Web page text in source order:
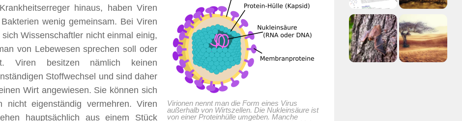
Virionen nennt man die Form eines Virus
außerhalb von Wirtszellen. Die Nukleinsäure ist
von einer Proteinhülle umgeben. Manche
hinaus, haben Viren
wenig gemeinsam. Bei Viren
sich Wissenschaftler nicht einmal einig,
von Lebewesen sprechen soll oder
Viren besitzen nämlich keinen
Stoffwechsel und sind daher
Wirt angewiesen. Sie können sich
nicht eigenständig vermehren. Viren
hauptsächlich aus einem Stück